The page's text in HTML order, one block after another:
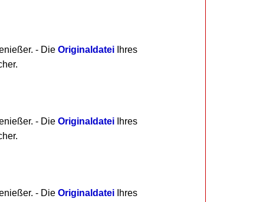
- Die OriginaldateiIhres
- Die OriginaldateiIhres
- Die OriginaldateiIhres